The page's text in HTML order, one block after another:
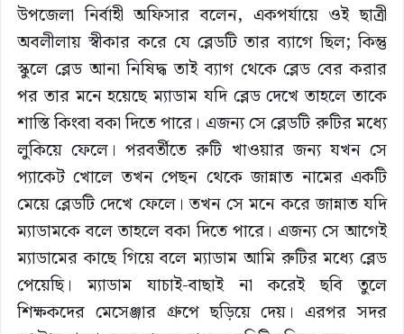
উপজেলা নির্বাহী অফিসার বলেন, একপর্যায়ে ওই ছাত্রী
অবলীলায় স্বীকার করে যে ব্লেডটি তার ব্যাগে ছিল; কিন্তু
স্কুলে ব্লেড আনা নিষিদ্ধ তাই ব্যাগ থেকে ব্লেড বের করার
পর তার মনে হয়েছে ম্যাডাম যদি ব্লেড দেখে তাহলে তাকে
শাস্তি কিংবা বকা দিতে পারে। এজন্য সে ব্লেডটি রুটির মধ্যে
লুকিয়ে ফেলে। পরবর্তীতে রুটি খাওয়ার জন্য যখন সে
প্যাকেট খোলে তখন পেছন থেকে জান্নাত নামের একটি
মেয়ে ব্লেডটি দেখে ফেলে। তখন সে মনে করে জান্নাত যদি
ম্যাডামকে বলে তাহলে বকা দিতে পারে। এজন্য সে আগেই
ম্যাডামের কাছে গিয়ে বলে ম্যাডাম আমি রুটির মধ্যে ব্লেড
পেয়েছি। ম্যাডাম যাচাই-বাছাই না করেই ছবি তুলে
শিক্ষকদের মেসেঞ্জার গ্রুপে ছড়িয়ে দেয়। এরপর সদর